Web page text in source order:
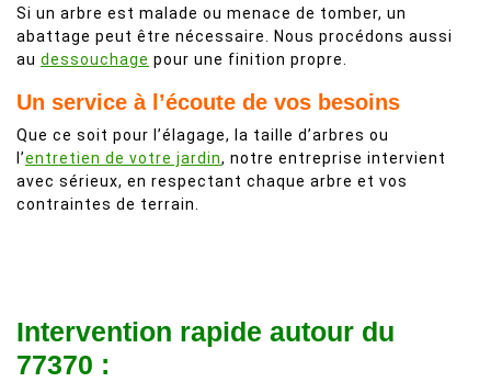
Si un arbre est malade ou menace de tomber, un
abattage peut être nécessaire. Nous procédons aussi
au dessouchage pour une finition propre.
Un service à l’écoute de vos besoins
Que ce soit pour l’élagage, la taille d’arbres ou
l’entretien de votre jardin, notre entreprise intervient
avec sérieux, en respectant chaque arbre et vos
contraintes de terrain.
Intervention rapide autour du
77370 :